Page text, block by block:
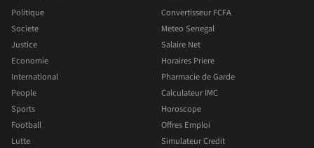
Politique
Societe
Justice
Economie
International
People
Sports
Football
Lutte
Convertisseur FCFA
Meteo Senegal
Salaire Net
Horaires Priere
Pharmacie de Garde
Calculateur IMC
Horoscope
Offres Emploi
Simulateur Credit